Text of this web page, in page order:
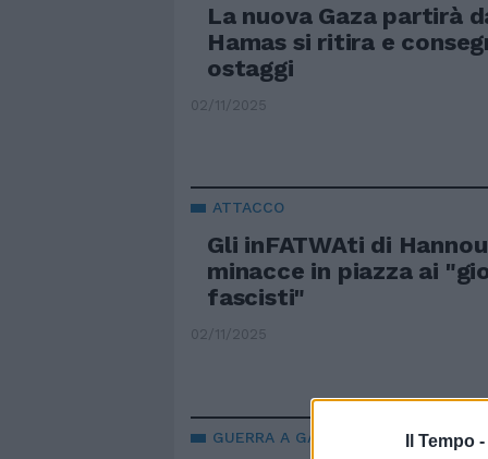
Il Tempo -
La nuova Gaza partirà
Hamas si ritira e
ostaggi
02/11/2025
ATTACCO
Gli inFATWAti di
minacce in piazza ai
fascisti"
02/11/2025
GUERRA A GAZA